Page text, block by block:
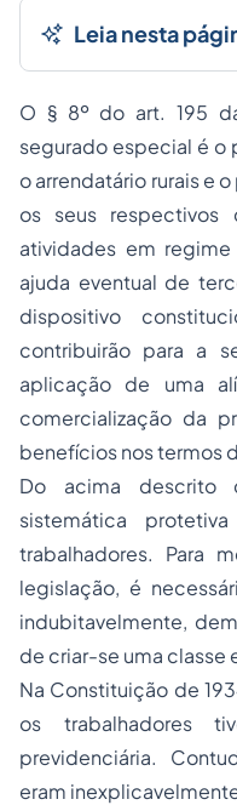
Leia nesta
O § 8º do art. 195
segurado especial é o
o arrendatário rurais e
os seus respectivos
atividades em
ajuda eventual de
dispositivo
contribuirão para a
aplicação de uma
comercialização da
benefícios nos termos
Do acima descrito
sistemática
trabalhadores. Para
legislação, é
indubitavelmente,
de criar-se uma classe
Na Constituição de
os trabalhadores
previdenciária.
eram